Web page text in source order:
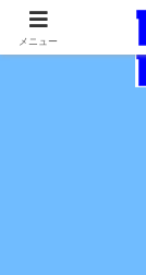
メニュー